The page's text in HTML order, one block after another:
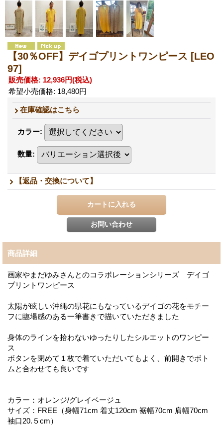
【30％OFF】デイゴプリントワンピース [LEO
97]
販売価格: 12,936円(税込)
希望小売価格: 18,480円
在庫確認はこちら
カラー:
数量:
【返品・交換について】
商品詳細
画家やまだゆみさんとのコラボレーションシリーズ デイゴ
プリントワンピース
太陽が眩しい沖縄の県花にもなっているデイゴの花をモチー
フに臨場感のある一筆書きで描いていただきました
身体のラインを拾わないゆったりしたシルエットのワンピー
ス
ボタンを閉めて１枚で着ていただいてもよく、前開きでボト
ムと合わせても良いです
カラー：オレンジ/グレイベージュ
サイズ：FREE（身幅71cm 着丈120cm 裾幅70cm 肩幅70cm
袖口20.５cm）